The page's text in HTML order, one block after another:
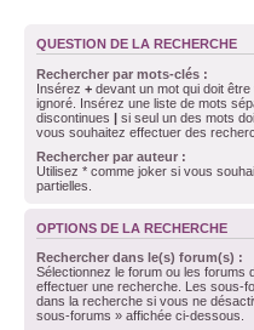
QUESTION DE LA RECHERCHE
Rechercher par mots-clés :
Insérez + devant un mot qui doit
ignoré. Insérez une liste de mots
discontinues | si seul un des mots
vous souhaitez effectuer des
Rechercher par auteur :
Utilisez * comme joker si vous
partielles.
OPTIONS DE LA RECHERCHE
Rechercher dans le(s) forum(s) :
Sélectionnez le forum ou les forums
effectuer une recherche. Les sous-
dans la recherche si vous ne
sous-forums » affichée ci-dessous.